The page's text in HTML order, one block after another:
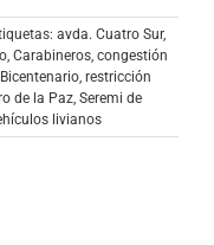
avda. Cuatro Sur,
Carabineros congestión
restricción
de la Paz Seremi de
livianos